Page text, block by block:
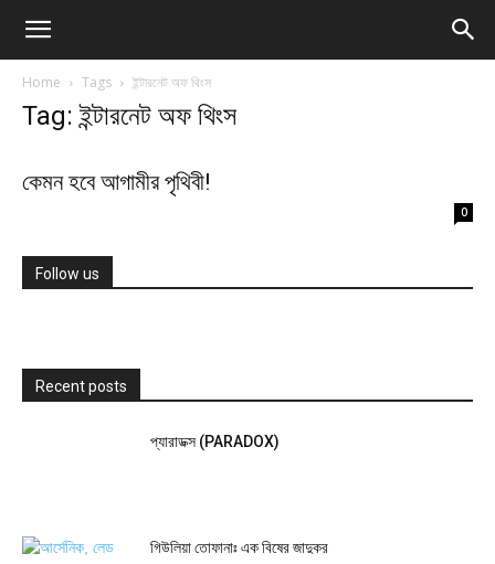
Home Tags ইন্টারনেট অফ থিংস
Tag: ইন্টারনেট অফ থিংস
কেমন হবে আগামীর পৃথিবী!
0
Follow us
Recent posts
প্যারাডক্স (PARADOX)
গিউলিয়া তোফানাঃ এক বিষের জাদুকর